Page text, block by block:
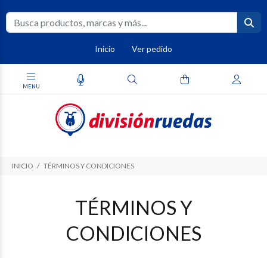
Inicio Ver pedido
INICIO TÉRMINOS Y CONDICIONES
TÉRMINOS Y
CONDICIONES